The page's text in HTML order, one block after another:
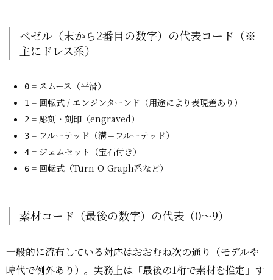
ベゼル（末から2番目の数字）の代表コード（※
主にドレス系）
0 = スムース（平滑）
1 = 回転式 / エンジンターンド（用途により表現差あり）
2 = 彫刻・刻印（engraved）
3 = フルーテッド（溝＝フルーテッド）
4 = ジェムセット（宝石付き）
6 = 回転式（Turn-O-Graph系など）
素材コード（最後の数字）の代表（0〜9）
一般的に流布している対応はおおむね次の通り（モデルや
時代で例外あり）。実務上は「最後の1桁で素材を推定」す